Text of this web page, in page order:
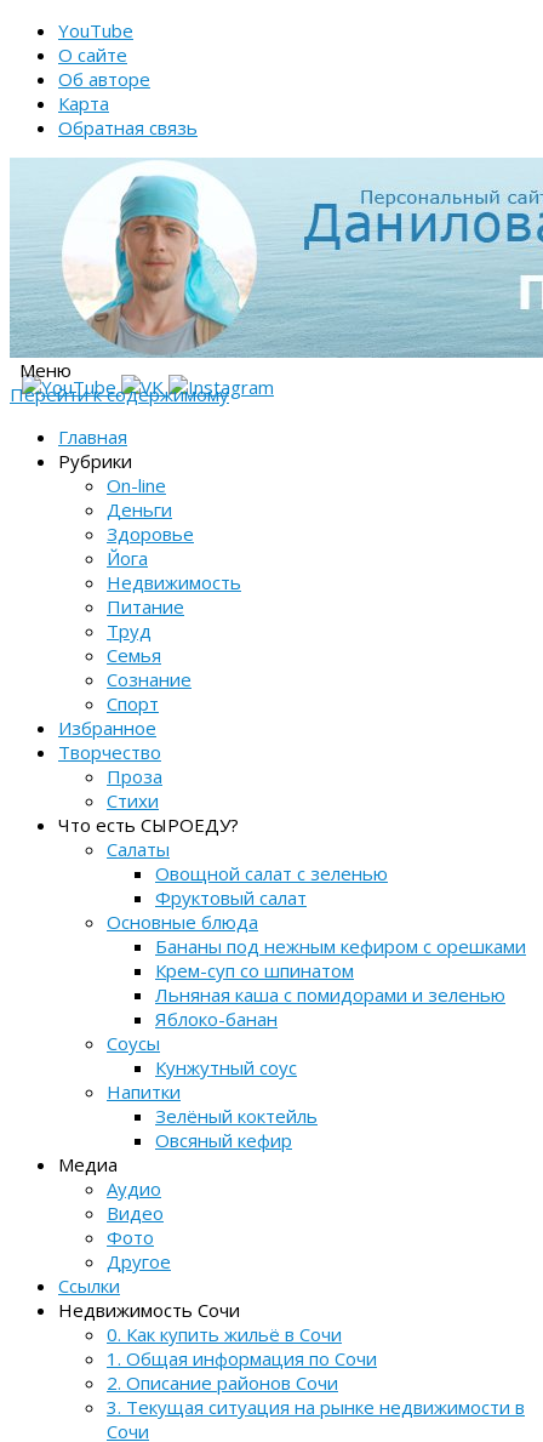
YouTube
О сайте
Об авторе
Карта
Обратная связь
Меню
Перейти к содержимому
Главная
Рубрики
On-line
Деньги
Здоровье
Йога
Недвижимость
Питание
Труд
Семья
Сознание
Спорт
Избранное
Творчество
Проза
Стихи
Что есть СЫРОЕДУ?
Салаты
Овощной салат с зеленью
Фруктовый салат
Основные блюда
Бананы под нежным кефиром с орешками
Крем-суп со шпинатом
Льняная каша с помидорами и зеленью
Яблоко-банан
Соусы
Кунжутный соус
Напитки
Зелёный коктейль
Овсяный кефир
Медиа
Аудио
Видео
Фото
Другое
Ссылки
Недвижимость Сочи
0. Как купить жильё в Сочи
1. Общая информация по Сочи
2. Описание районов Сочи
3. Текущая ситуация на рынке недвижимости в
Сочи